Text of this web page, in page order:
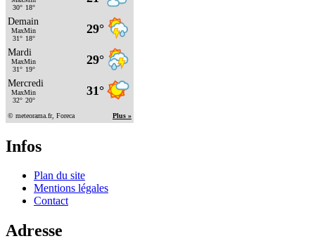
Infos
Plan du site
Mentions légales
Contact
Adresse